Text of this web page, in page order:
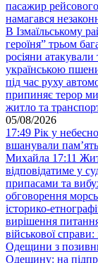
пасажир
намагався
В Ізмаїльському
героїня” трьом
росіяни
українською
під час руху
припиняє терор
житло та
05/08/2026
17:49 Рік у
вшанували
Михайла 17:11
відповідатиме у
припасами та
обговорення
історико-
вирішення
військової
Одещини з
Одещину: на